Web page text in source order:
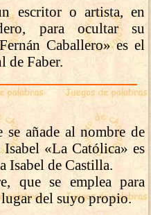
escritor o artista, en
para ocultar su
Caballero» es el
de Faber.
añade al nombre de
«La Católica» es
Isabel de Castilla.
que se emplea para
lugar del suyo propio.